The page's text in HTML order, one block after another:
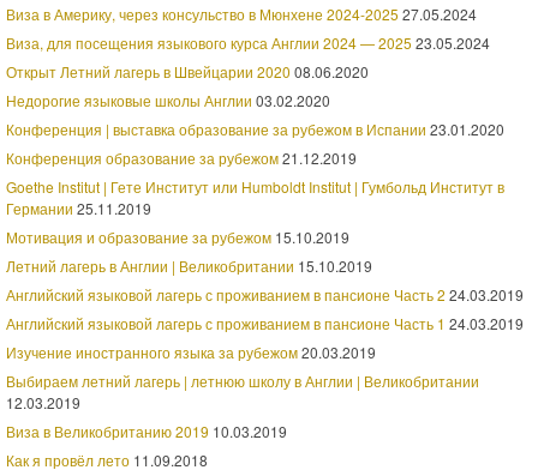
Виза в Америку, через консульство в Мюнхене 2024-2025 27.05.2024
Виза, для посещения языкового курса Англии 2024 — 2025 23.05.2024
Открыт Летний лагерь в Швейцарии 2020 08.06.2020
Недорогие языковые школы Англии 03.02.2020
Конференция | выставка образование за рубежом в Испании 23.01.2020
Конференция образование за рубежом21.12.2019
Goethe Institut | Гете Институт или Humboldt Institut | Гумбольд Институт в
Германии 25.11.2019
Мотивация и образование за рубежом 15.10.2019
Летний лагерь в Англии | Великобритании 15.10.2019
Английский языковой лагерь с проживанием в пансионе Часть 2 24.03.2019
Английский языковой лагерь с проживанием в пансионе Часть 1 24.03.2019
Изучение иностранного языка за рубежом20.03.2019
Выбираем летний лагерь | летнюю школу в Англии | Великобритании
12.03.2019
Виза в Великобританию 2019 10.03.2019
Как я провёл лето 11.09.2018